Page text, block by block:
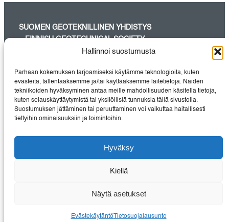
Hallinnoi suostumusta
Parhaan kokemuksen tarjoamiseksi käytämme teknologioita, kuten
evästeitä, tallentaaksemme ja/tai käyttääksemme laitetietoja. Näiden
tekniikoiden hyväksyminen antaa meille mahdollisuuden käsitellä tietoja,
kuten selauskäyttäytymistä tai yksilöllisiä tunnuksia tällä sivustolla.
Suostumuksen jättäminen tai peruuttaminen voi vaikuttaa haitallisesti
tiettyihin ominaisuuksiin ja toimintoihin.
Hyväksy
Kiellä
Näytä asetukset
EvästekäytäntöTietosuojalausunto
SUOMEN GEOTEKNILLINEN YHDISTYS
– FINNISH GEOTECHNICAL SOCIETY
materiaalitoimittajien pätevin yhteisö Suomessa.
Instagram LinkedIn
EVÄSTEKÄYTÄNTÖ